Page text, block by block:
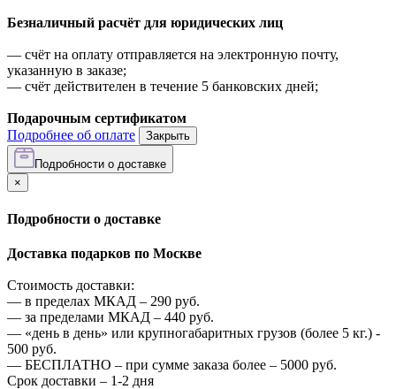
Безналичный расчёт для юридических лиц
— счёт на оплату отправляется на электронную почту,
указанную в заказе;
— счёт действителен в течение 5 банковских дней;
Подарочным сертификатом
Подробнее об оплате
Закрыть
Подробности о доставке
×
Подробности о доставке
Доставка подарков по Москве
Стоимость доставки:
— в пределах МКАД – 290 руб.
— за пределами МКАД – 440 руб.
— «день в день» или крупногабаритных грузов (более 5 кг.) -
500 руб.
— БЕСПЛАТНО – при сумме заказа более – 5000 руб.
Срок доставки – 1-2 дня